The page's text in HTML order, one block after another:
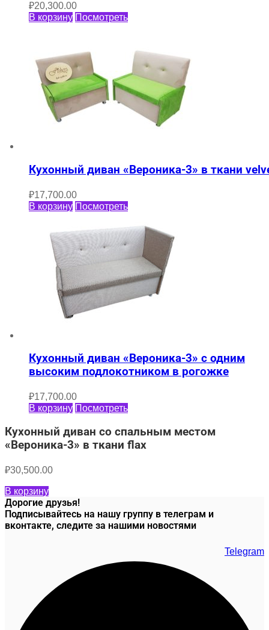
₽20,300.00
В корзину Посмотреть
Кухонный диван «Вероника-3» в ткани
₽17,700.00
В корзину Посмотреть
Кухонный диван «Вероника-3» с одним
высоким подлокотником в рогожке
₽17,700.00
В корзину Посмотреть
Кухонный диван со спальным местом
«Вероника-3» в ткани flax
₽30,500.00
В корзину
Дорогие друзья!
Подписывайтесь на нашу группу в телеграм и
вконтакте, следите за нашими новостями
Telegram